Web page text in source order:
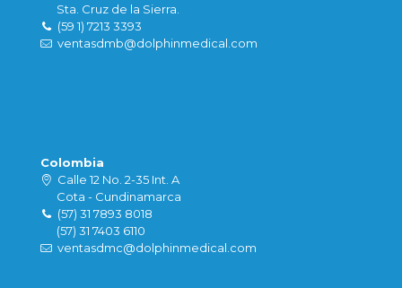
Sta. Cruz de la Sierra.
(59 1) 7213 3393
ventasdmb@dolphinmedical.com
Colombia
Calle 12 No. 2-35 Int. A
Cota - Cundinamarca
(57) 31 7893 8018
(57) 31 7403 6110
ventasdmc@dolphinmedical.com